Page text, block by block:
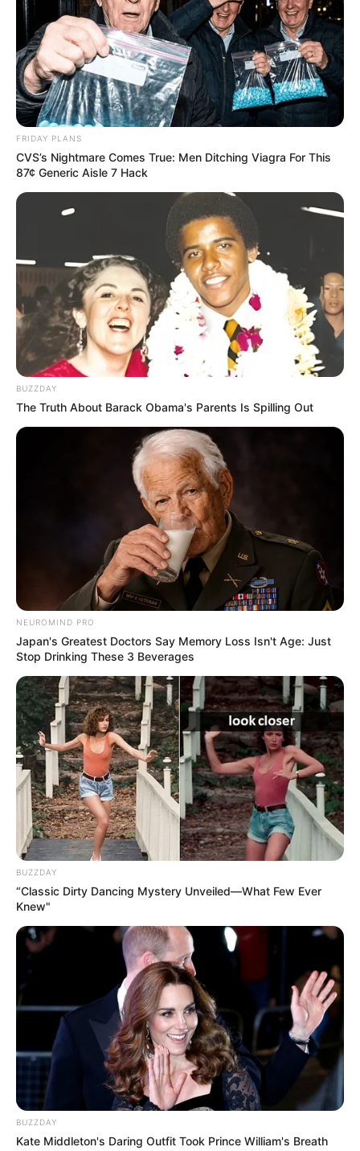
****************************************************
Ministério da Saúde lança nova edição da Caderneta da
Criança
Uma das novidades é o controle das vacinas contra a
Foto/Reprodução/Tomaz Silva/Agência Brasil Saúde
11.abril.2024.
Grupos no WhatsApp |O Ministério da Saúde lançou, nesta sexta-
feira (5), a 6ª edição da Caderneta de Saúde da Criança.
Calendário de vacinação
O documento que, entre as principais atribuições, faz o
acompanhamento do calendário de vacinação, ficou três anos sem
ser elaborado e distribuído para unidades de saúde espalhadas
Calendário do PNI
A cartilha traz novidades como a atualização do calendário do
Programa Nacional de Imunizações (PNI), que inclui as doses
contra a covid-19, disponível para bebês a partir dos seis meses de
idade. Além disso, o ministério prepara uma integração com o
FRIDAY PLANS
CVS’s Nightmare Comes True: Men Ditching Viagra For This
87¢ Generic Aisle 7 Hack
BUZZDAY
The Truth About Barack Obama's Parents Is Spilling Out
NEUROMIND PRO
Japan's Greatest Doctors Say Memory Loss Isn't Age: Just
Stop Drinking These 3 Beverages
BUZZDAY
“Classic Dirty Dancing Mystery Unveiled—What Few Ever
Knew"
BUZZDAY
Kate Middleton's Daring Outfit Took Prince William's Breath